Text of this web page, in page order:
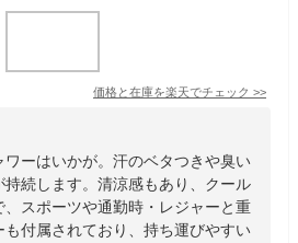
価格と在庫を楽天でチェック >>
ワーはいかが。汗のベタつきや臭い
続します。清涼感もあり、クール
、スポーツや通勤時・レジャーと重
付属されており、持ち運びやすい